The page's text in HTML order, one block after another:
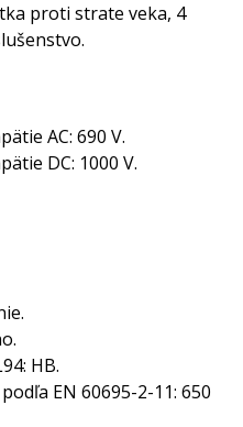
proti strate veka, 4
AC: 690 V.
DC: 1000 V.
HB.
EN 60695-2-11: 650